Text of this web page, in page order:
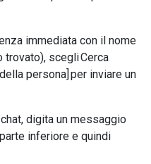
immediata con il nome
trovato), scegli Cerca
persona] per inviare un
digita un messaggio
inferiore e quindi